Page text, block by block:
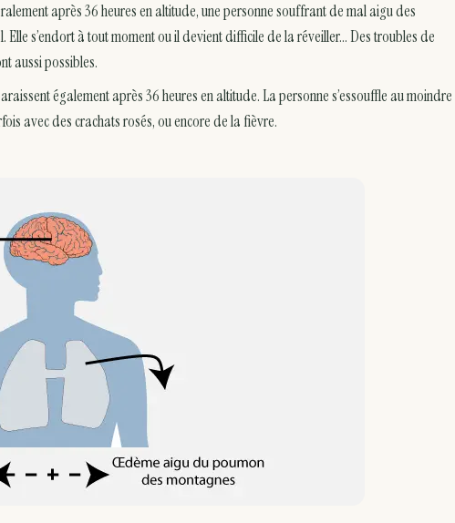
après 36 heures en altitude, une personne souffrant de mal aigu des
s’endort à tout moment ou il devient difficile de la réveiller… Des troubles de
aussi possibles.
également après 36 heures en altitude. La personne s’essouffle au moindre
avec des crachats rosés, ou encore de la fièvre.